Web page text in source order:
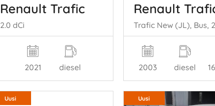
Renault Trafic
2.0 dCi
2021 diesel
Renault
2003 diesel
Uusi Uusi